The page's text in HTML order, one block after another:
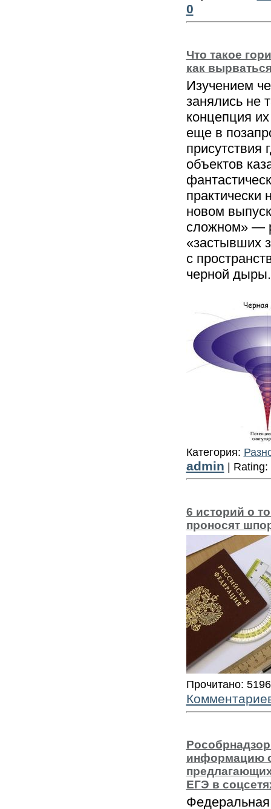
0
Что такое
как
Изучением
занялись не
концепция
еще в
присутствия
объектов
практически
новом
сложном» —
«застывших
с
черной дыры.
Категория:
admin |
6 историй о
проносят
Прочитано:
информацию
ЕГЭ в